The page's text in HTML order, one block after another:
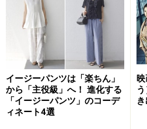
オフホワイト（off-white）は
る白のこと。クリーム色（
るのに用いるクリームのよう
で、クリームイエローと呼ば
イージーパンツは「楽ちん」
から「主役級」へ！ 進化する
「イージーパンツ」のコーデ
ィネート4選
映